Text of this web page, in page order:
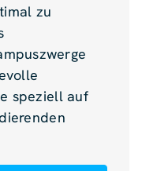
zu
speziell auf